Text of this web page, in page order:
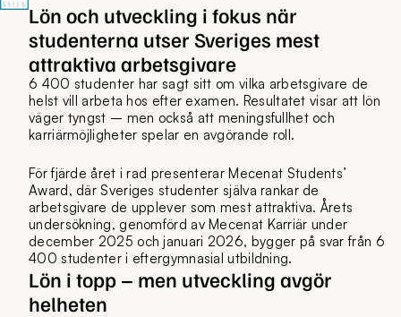
Lön och utveckling i fokus när
studenterna utser Sveriges mest
attraktiva arbetsgivare
6 400 studenter har sagt sitt om vilka arbetsgivare de
helst vill arbeta hos efter examen. Resultatet visar att lön
väger tyngst – men också att meningsfullhet och
karriärmöjligheter spelar en avgörande roll.
För fjärde året i rad presenterar Mecenat Students’
Award, där Sveriges studenter själva rankar de
arbetsgivare de upplever som mest attraktiva. Årets
undersökning, genomförd av Mecenat Karriär under
december 2025 och januari 2026, bygger på svar från 6
400 studenter i eftergymnasial utbildning.
Lön i topp – men utveckling avgör
helheten